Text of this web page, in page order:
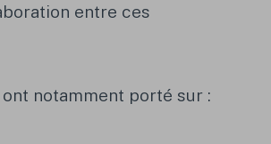
entre ces
notamment porté sur :